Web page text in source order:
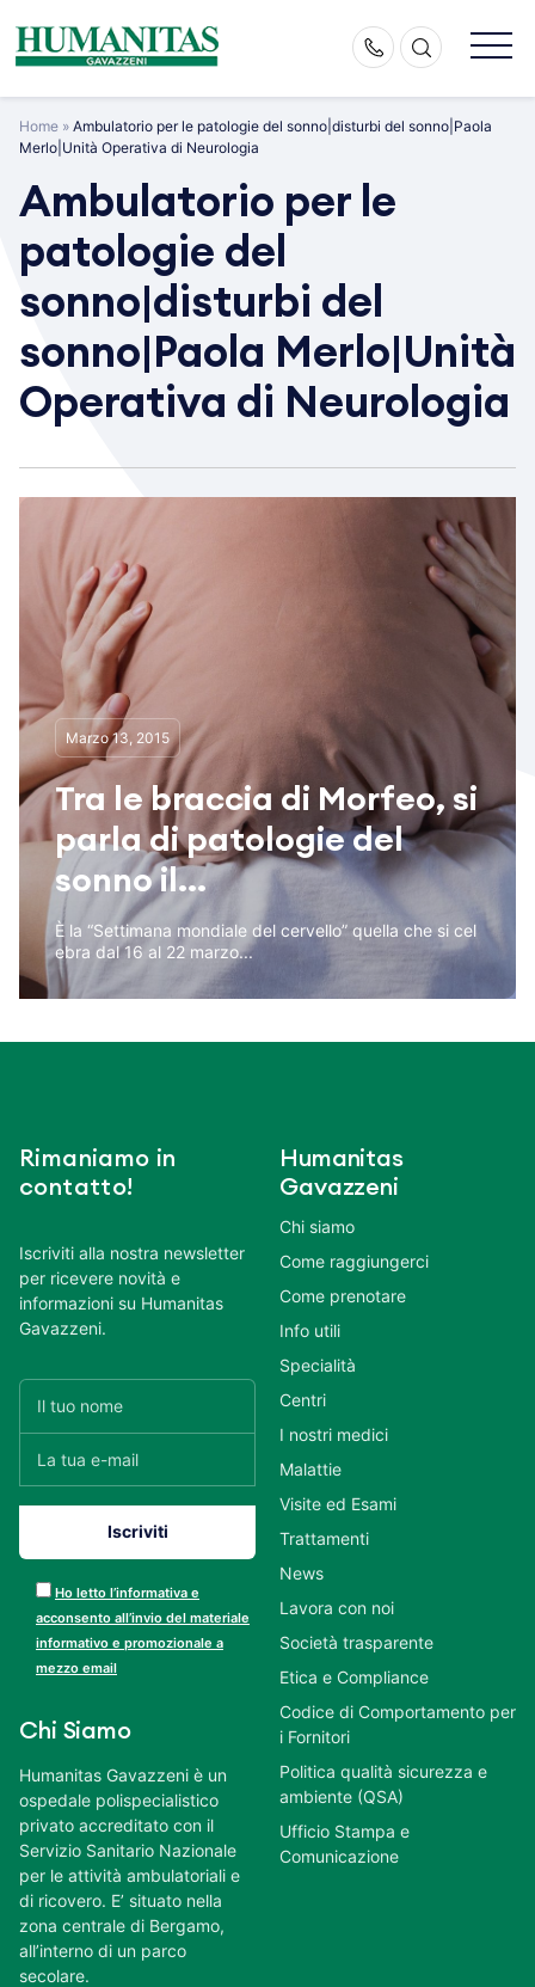
content
Home » Ambulatorio per le patologie del sonno|disturbi del sonno|Paola
Merlo|Unità Operativa di Neurologia
Ambulatorio per le
patologie del
sonno|disturbi del
sonno|Paola Merlo|Unità
Operativa di Neurologia
Marzo 13, 2015
Tra le braccia di Morfeo, si
parla di patologie del
sonno il...
È la “Settimana mondiale del cervello” quella che si cel
ebra dal 16 al 22 marzo...
Rimaniamo in
contatto!
Iscriviti alla nostra newsletter
per ricevere novità e
informazioni su Humanitas
Gavazzeni.
Ho letto l’informativa e
acconsento all’invio del materiale
informativo e promozionale a
mezzo email
Chi Siamo
Humanitas Gavazzeni è un
ospedale polispecialistico
privato accreditato con il
Servizio Sanitario Nazionale
per le attività ambulatoriali e
di ricovero. E’ situato nella
zona centrale di Bergamo,
all’interno di un parco
secolare.
Humanitas
Gavazzeni
Chi siamo
Come raggiungerci
Come prenotare
Info utili
Specialità
Centri
I nostri medici
Malattie
Visite ed Esami
Trattamenti
News
Lavora con noi
Società trasparente
Etica e Compliance
Codice di Comportamento per
i Fornitori
Politica qualità sicurezza e
ambiente (QSA)
Ufficio Stampa e
Comunicazione